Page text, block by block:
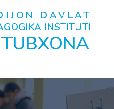
DAVLAT
INSTITUTI